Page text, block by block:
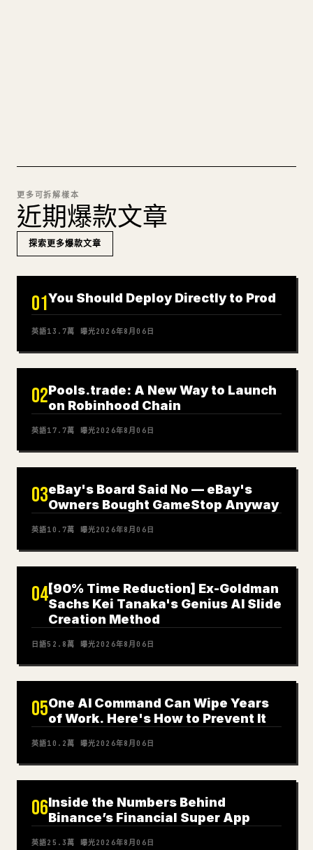
更多可拆解樣本
近期爆款文章
探索更多爆款文章
01You Should Deploy Directly to Prod
英語13.7萬 曝光2026年8月06日
02Pools.trade: A New Way to Launch
on Robinhood Chain
英語17.7萬 曝光2026年8月06日
03eBay's Board Said No — eBay's
Owners Bought GameStop Anyway
英語10.7萬 曝光2026年8月06日
04[90% Time Reduction] Ex-Goldman
Sachs Kei Tanaka's Genius AI Slide
Creation Method
日語52.8萬 曝光2026年8月06日
05One AI Command Can Wipe Years
of Work. Here's How to Prevent It
英語10.2萬 曝光2026年8月06日
06Inside the Numbers Behind
Binance’s Financial Super App
英語25.3萬 曝光2026年8月06日